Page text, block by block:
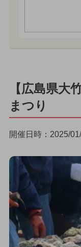
【広島県大
まつり
開催日時：2025/